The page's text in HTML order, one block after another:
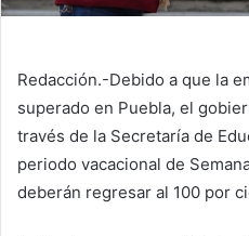
Redacción.-Debido a que la
superado en Puebla, el
través de la Secretaría de
periodo vacacional de
deberán regresar al 100 por